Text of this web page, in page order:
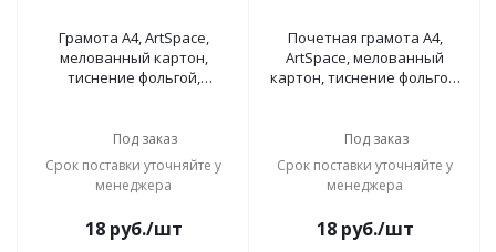
Грамота А4, ArtSpace,
мелованный картон,
тиснение фольгой,
Под заказ
Срок поставки уточняйте у
менеджера
18руб./шт
Почетная грамота А4,
ArtSpace, мелованный
картон, тиснение фольгой,
Под заказ
Срок поставки уточняйте у
менеджера
18руб./шт